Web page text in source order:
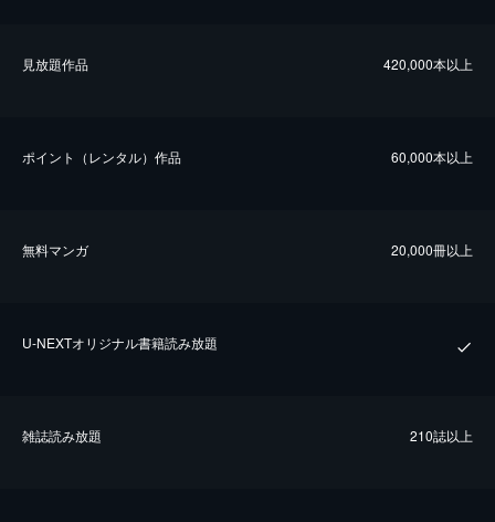
⾒放題作品 420,000本以上
ポイント（レンタル）作品 60,000本以上
無料マンガ 20,000冊以上
U-NEXTオリジナル書籍読み放題
雑誌読み放題 210誌以上